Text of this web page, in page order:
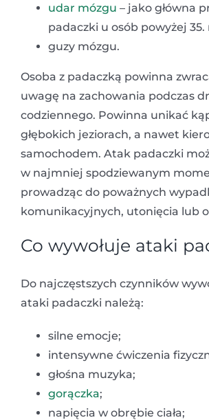
udar mózgu – jako główna
padaczki u osób powyżej 35.
guzy mózgu.
Osoba z padaczką powinna
uwagę na zachowania podczas
codziennego. Powinna unikać
głębokich jeziorach, a nawet
samochodem. Atak padaczki
w najmniej spodziewanym
prowadząc do poważnych
komunikacyjnych, utonięcia lub
Co wywołuje ataki
Do najczęstszych czynników
ataki padaczki należą:
silne emocje;
intensywne ćwiczenia
głośna muzyka;
gorączka;
napięcia w obrębie ciała;